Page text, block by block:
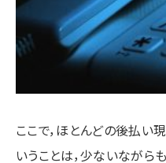
ここで，ほとんどの後払い
いうことは，少ないながら